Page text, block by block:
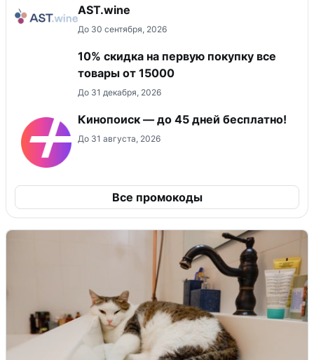
AST.wine
До 30 сентября, 2026
10% скидка на первую покупку все
товары от 15000
До 31 декабря, 2026
Кинопоиск — до 45 дней бесплатно!
До 31 августа, 2026
Все промокоды